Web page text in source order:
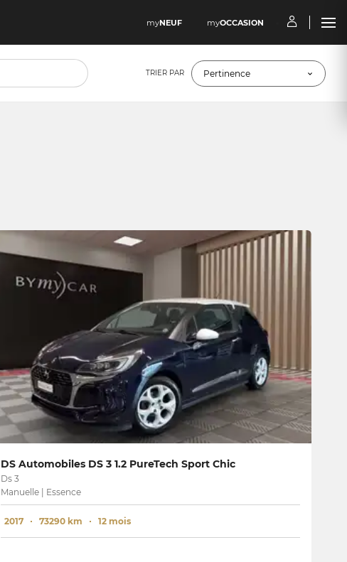
myNEUF myOCCASION
TRIER PAR
DS Automobiles DS 3 1.2 PureTech Sport Chic
Ds 3
Manuelle | Essence
2017 73290 km 12 mois